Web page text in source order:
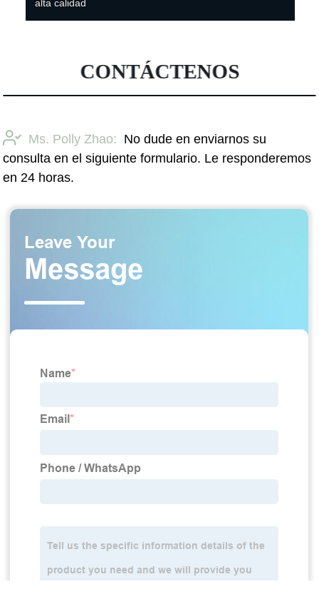
CONTÁCTENOS
Ms. Polly Zhao: No dude en enviarnos su
consulta en el siguiente formulario. Le responderemos
en 24 horas.